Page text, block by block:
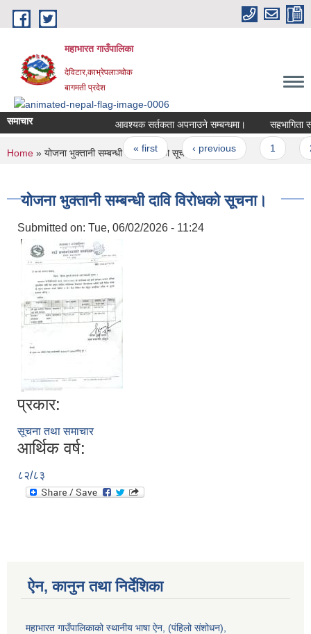
Skip to main content
महाभारत गाउँपालिका
देविटार,काभ्रेपलाञ्चोक
बागमती प्रदेश
समाचार आवश्यक सर्तकता अपनाउने सम्बन्धमा। सहभागिता
Pages
« first ‹ previous
You are here
Home » योजना भुक्तानी सम्बन्धी दावि विरोधको सूचना।
योजना भुक्तानी सम्बन्धी दावि विरोधको सूचना।
Submitted on: Tue, 06/02/2026 - 11:24
प्रकार:
सूचना तथा समाचार
आर्थिक वर्ष:
८२/८३
ऐन, कानुन तथा निर्देशिका
महाभारत गाउँपालिकाको स्थानीय भाषा ऐन, (पंहिलो संशोधन),